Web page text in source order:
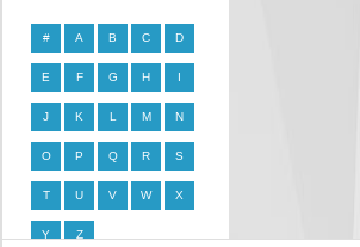
# A B C D
E F G H I
J K L M N
O P Q R S
T U V W X
Y Z